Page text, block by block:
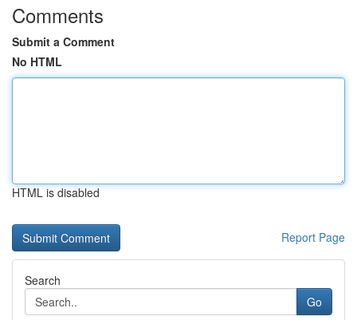
Comments
Submit a Comment
No HTML
HTML is disabled
Report Page
Search
Go